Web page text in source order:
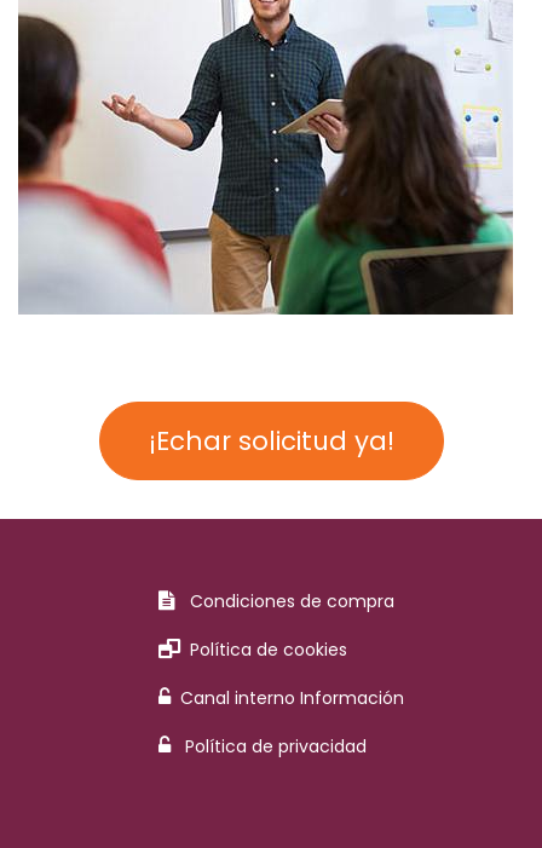
¡Echar solicitud ya!
Condiciones de compra
Política de cookies
Canal interno Información
Política de privacidad